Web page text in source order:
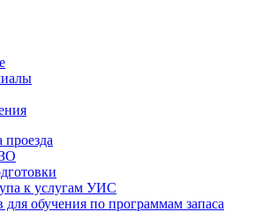
к услугам УИС
для обучения по программам запаса